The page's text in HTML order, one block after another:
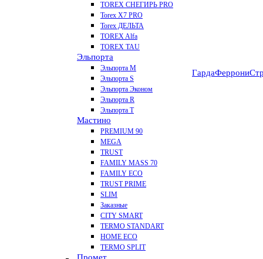
TOREX СНЕГИРЬ PRO
Torex X7 PRO
Torex ДЕЛЬТА
TOREX Alfa
TOREX TAU
Эльпорта
Эльпорта M
Эльпорта S
Эльпорта Эконом
Эльпорта R
Эльпорта Т
Мастино
PREMIUM 90
MEGA
TRUST
FAMILY MASS 70
FAMILY ECO
TRUST PRIME
SLIM
Заказные
CITY SMART
TERMO STANDART
HOME ECO
ТЕRМО SPLIT
ГардаФеррони